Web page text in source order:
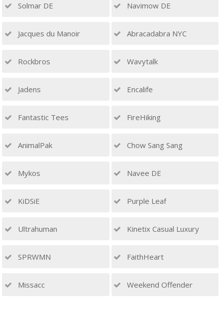
Solmar DE Navimow DE
Jacques du Manoir Abracadabra NYC
Rockbros Wavytalk
Jadens Encalife
Fantastic Tees FireHiking
AnimalPak Chow Sang Sang
Mykos Navee DE
KiDSiE Purple Leaf
Ultrahuman Kinetix Casual Luxury
SPRWMN FaithHeart
Missacc Weekend Offender